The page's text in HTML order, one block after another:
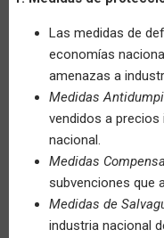
Las medidas de
economías
amenazas a
Medidas
vendidos a
nacional.
Medidas
subvenciones que
Medidas de
industria nacional